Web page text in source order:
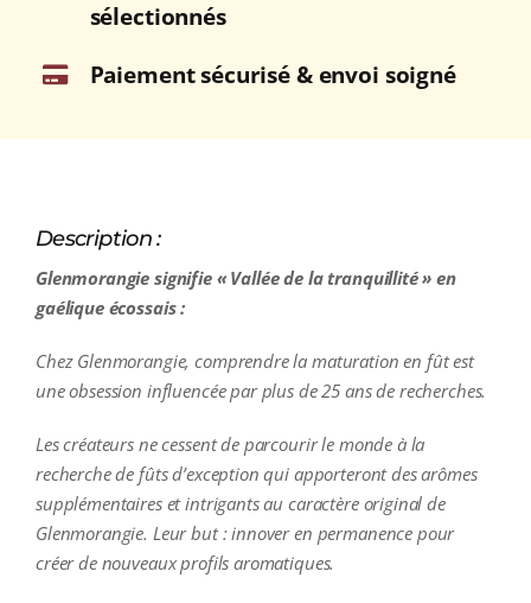
70cl
sélectionnés
Paiement sécurisé & envoi soigné
Description :
Glenmorangie signifie « Vallée de la tranquillité » en
gaélique écossais :
Chez Glenmorangie, comprendre la maturation en fût est
une obsession influencée par plus de 25 ans de recherches.
Les créateurs ne cessent de parcourir le monde à la
recherche de fûts d’exception qui apporteront des arômes
supplémentaires et intrigants au caractère original de
Glenmorangie. Leur but : innover en permanence pour
créer de nouveaux profils aromatiques.